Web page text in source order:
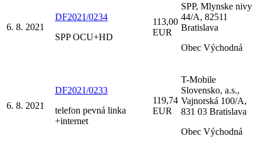
6. 8. 2021
DF2021/0234
SPP OCU+HD
113,00
EUR
SPP, Mlynske nivy
44/A, 82511
Bratislava
Obec Východná
6. 8. 2021
DF2021/0233
telefon pevná linka
+internet
119,74
EUR
T-Mobile
Slovensko, a.s.,
Vajnorská 100/A,
831 03 Bratislava
Obec Východná